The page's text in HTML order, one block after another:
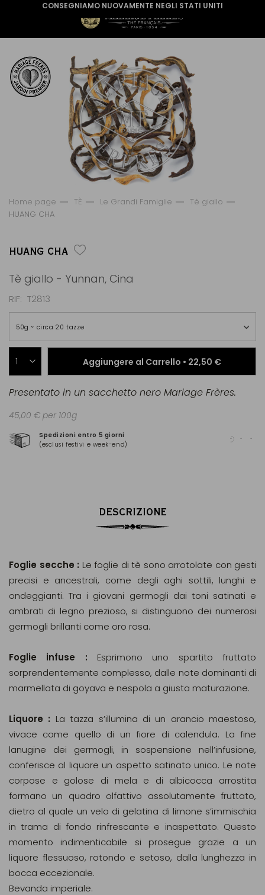
CONSEGNIAMO NUOVAMENTE NEGLI STATI UNITI
Home page TÈ Le Grandi Famiglie
Tè giallo
HUANG CHA
HUANG CHA
Tè giallo - Yunnan, Cina
RIF T2813
50g ~ circa 20 tazze
Aggiungere al Carrello • 22,50 €
Spedizioni entro 5 giorni
(esclusi festivi e week-end)
Presentato in un sacchetto nero Mariage Frères.
45,00 € per 100g
DESCRIZIONE
Foglie secche : Le foglie di tè sono arrotolate con gesti
precisi e ancestrali, come degli aghi sottili, lunghi e
ondeggianti. Tra i giovani germogli dai toni satinati e
ambrati di legno prezioso, si distinguono dei numerosi
germogli brillanti come oro rosa.
Foglie infuse : Esprimono uno spartito fruttato
sorprendentemente complesso, dalle note dominanti di
marmellata di goyava e nespola a giusta maturazione.
Liquore : La tazza s’illumina di un arancio maestoso,
vivace come quello di un fiore di calendula. La fine
lanugine dei germogli, in sospensione nell’infusione,
conferisce al liquore un aspetto satinato unico. Le note
corpose e golose di mela e di albicocca arrostita
formano un quadro olfattivo assolutamente fruttato,
dietro al quale un velo di gelatina di limone s’immischia
in trama di fondo rinfrescante e inaspettato. Questo
momento indimenticabile si prosegue grazie a un
liquore flessuoso, rotondo e setoso, dalla lunghezza in
bocca eccezionale.
Bevanda imperiale.